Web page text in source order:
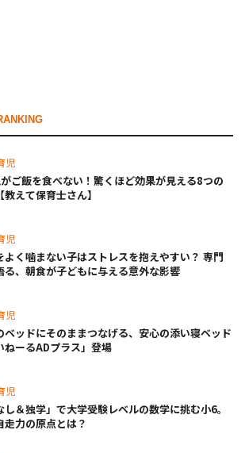
児
ご飯を食べない！驚くほど効果が見える8つの
教えて保育士さん】
児
よく噛まない子はストレスを抱えやすい？ 専門
る、朝食が子どもに与える意外な影響
児
ベッドにそのままつなげる、安心の添い寝ベッド
ねーるADプラス」登場
児
し＆独学」で大学受験レベルの数学に挑む小6。
走力の原点とは？